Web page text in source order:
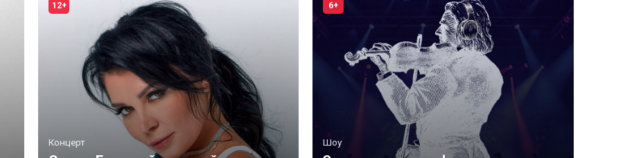
12+
Концерт
6+
Шоу